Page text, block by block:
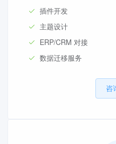
插件开发
主题设计
ERP/CRM 对接
数据迁移服务
咨